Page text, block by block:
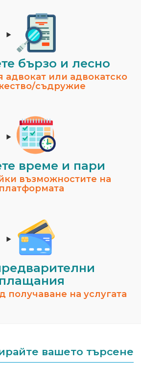
бързо и лесно
адвокат или адвокатско
съдружие
време и пари
възможностите на
платформата
плащания
получаване на услугата
вашето търсене